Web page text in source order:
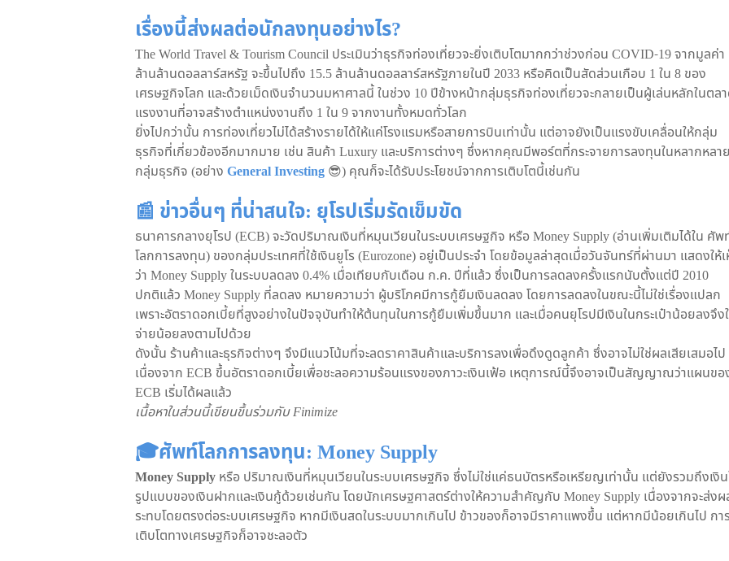
เรื่องนี้ส่งผลต่อนักลงทุนอย่างไร?
The World Travel & Tourism Council ประเมินว่าธุรกิจท่องเที่ยวจะยิ่งเติบโตมากกว่าช่วงก่อน COVID-19 จากมูลค่า
ล้านล้านดอลลาร์สหรัฐ จะขึ้นไปถึง 15.5 ล้านล้านดอลลาร์สหรัฐภายในปี 2033 หรือคิดเป็นสัดส่วนเกือบ 1 ใน 8 ของ
เศรษฐกิจโลก และด้วยเม็ดเงินจำนวนมหาศาลนี้ ในช่วง 10 ปีข้างหน้ากลุ่มธุรกิจท่องเที่ยวจะกลายเป็นผู้เล่นหลักในตล
แรงงานที่อาจสร้างตำแหน่งงานถึง 1 ใน 9 จากงานทั้งหมดทั่วโลก
ยิ่งไปกว่านั้น การท่องเที่ยวไม่ได้สร้างรายได้ให้แค่โรงแรมหรือสายการบินเท่านั้น แต่อาจยังเป็นแรงขับเคลื่อนให้กลุ่ม
ธุรกิจที่เกี่ยวข้องอีกมากมาย เช่น สินค้า Luxury และบริการต่างๆ ซึ่งหากคุณมีพอร์ตที่กระจายการลงทุนในหลากหลาย
กลุ่มธุรกิจ (อย่าง General Investing 😎) คุณก็จะได้รับประโยชน์จากการเติบโตนี้เช่นกัน
📰 ข่าวอื่นๆ ที่น่าสนใจ: ยุโรปเริ่มรัดเข็มขัด
ธนาคารกลางยุโรป (ECB) จะวัดปริมาณเงินที่หมุนเวียนในระบบเศรษฐกิจ หรือ Money Supply (อ่านเพิ่มเติมได้ใน ศัพ
โลกการลงทุน) ของกลุ่มประเทศที่ใช้เงินยูโร (Eurozone) อยู่เป็นประจำ โดยข้อมูลล่าสุดเมื่อวันจันทร์ที่ผ่านมา แสดงให้
ว่า Money Supply ในระบบลดลง 0.4% เมื่อเทียบกับเดือน ก.ค. ปีที่แล้ว ซึ่งเป็นการลดลงครั้งแรกนับตั้งแต่ปี 2010
ปกติแล้ว Money Supply ที่ลดลง หมายความว่า ผู้บริโภคมีการกู้ยืมเงินลดลง โดยการลดลงในขณะนี้ไม่ใช่เรื่องแปลก
เพราะอัตราดอกเบี้ยที่สูงอย่างในปัจจุบันทำให้ต้นทุนในการกู้ยืมเพิ่มขึ้นมาก และเมื่อคนยุโรปมีเงินในกระเป๋าน้อยลงจึง
จ่ายน้อยลงตามไปด้วย
ดังนั้น ร้านค้าและธุรกิจต่างๆ จึงมีแนวโน้มที่จะลดราคาสินค้าและบริการลงเพื่อดึงดูดลูกค้า ซึ่งอาจไม่ใช่ผลเสียเสมอไป
เนื่องจาก ECB ขึ้นอัตราดอกเบี้ยเพื่อชะลอความร้อนแรงของภาวะเงินเฟ้อ เหตุการณ์นี้จึงอาจเป็นสัญญาณว่าแผนขอ
ECB เริ่มได้ผลแล้ว
เนื้อหาในส่วนนี้เขียนขึ้นร่วมกับ Finimize
🎓ศัพท์โลกการลงทุน: Money Supply
Money Supply หรือ ปริมาณเงินที่หมุนเวียนในระบบเศรษฐกิจ ซึ่งไม่ใช่แค่ธนบัตรหรือเหรียญเท่านั้น แต่ยังรวมถึงเงิน
รูปแบบของเงินฝากและเงินกู้ด้วยเช่นกัน โดยนักเศรษฐศาสตร์ต่างให้ความสำคัญกับ Money Supply เนื่องจากจะส่ง
ระทบโดยตรงต่อระบบเศรษฐกิจ หากมีเงินสดในระบบมากเกินไป ข้าวของก็อาจมีราคาแพงขึ้น แต่หากมีน้อยเกินไป กา
เติบโตทางเศรษฐกิจก็อาจชะลอตัว